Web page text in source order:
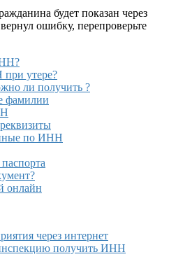
будет показан через
ошибку, перепроверьте
утере?
ли получить ?
фамилии
по ИНН
онлайн
через интернет
получить ИНН